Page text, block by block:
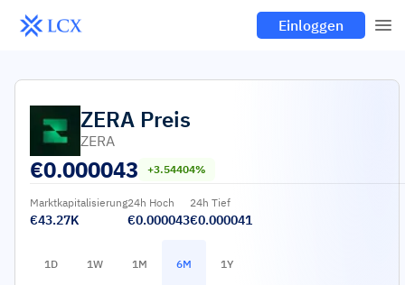
Einloggen
ZERA Preis
ZERA
€0.000043 +3.54404%
Marktkapitalisierung
€43.27K
24h Hoch
€0.000043
24h Tief
€0.000041
1D 1W 1M 6M 1Y